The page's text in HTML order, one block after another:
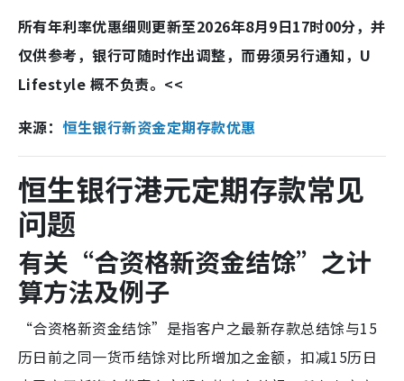
所有年利率优惠细则更新至2026年8月9日17时00分，并
仅供参考，银行可随时作出调整，而毋须另行通知，U
Lifestyle 概不负责。<<
来源：恒生银行新资金定期存款优惠
恒生银行港元定期存款常见
问题
有关“合资格新资金结馀”之计
算方法及例子
“合资格新资金结馀”是指客户之最新存款总结馀与15
历日前之同一货币结馀对比所增加之金额，扣减15历日